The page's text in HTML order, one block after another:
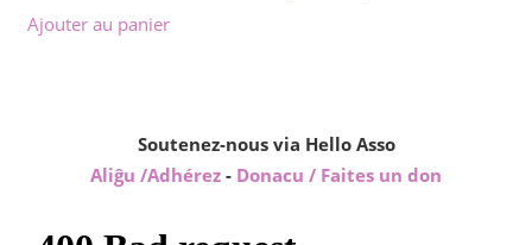
Ajouter au panier
Soutenez-nous via Hello Asso
Aliĝu /Adhérez - Donacu / Faites un don